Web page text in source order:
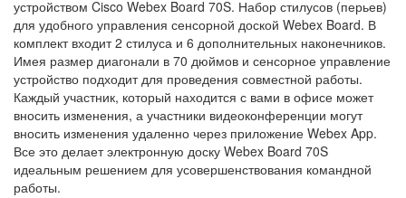
устройством Cisco Webex Board 70S. Набор стилусов (перьев)
для удобного управления сенсорной доской Webex Board. В
комплект входит 2 стилуса и 6 дополнительных наконечников.
Имея размер диагонали в 70 дюймов и сенсорное управление
устройство подходит для проведения совместной работы.
Каждый участник, который находится с вами в офисе может
вносить изменения, а участники видеоконференции могут
вносить изменения удаленно через приложение Webex App.
Все это делает электронную доску Webex Board 70S
идеальным решением для усовершенствования командной
работы.